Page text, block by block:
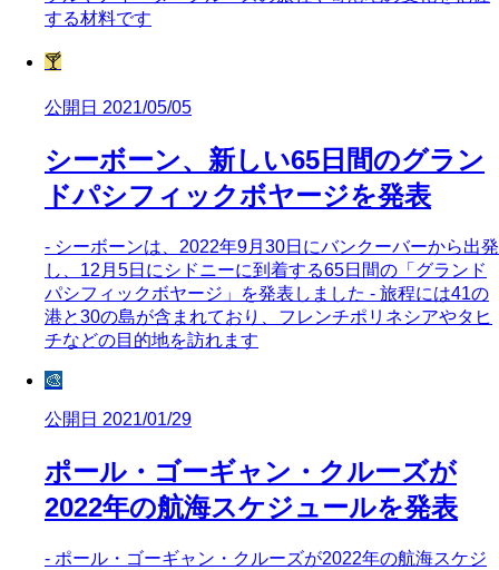
する材料です
🍸
公開日 2021/05/05
シーボーン、新しい65日間のグラン
ドパシフィックボヤージを発表
- シーボーンは、2022年9月30日にバンクーバーから出発
し、12月5日にシドニーに到着する65日間の「グランド
パシフィックボヤージ」を発表しました - 旅程には41の
港と30の島が含まれており、フレンチポリネシアやタヒ
チなどの目的地を訪れます
🎨
公開日 2021/01/29
ポール・ゴーギャン・クルーズが
2022年の航海スケジュールを発表
- ポール・ゴーギャン・クルーズが2022年の航海スケジ